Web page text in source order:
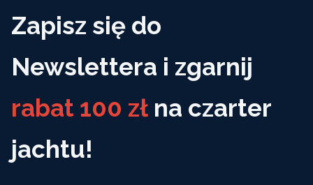
Zapisz się do
Newslettera i zgarnij
rabat 100 zł na czarter
jachtu!